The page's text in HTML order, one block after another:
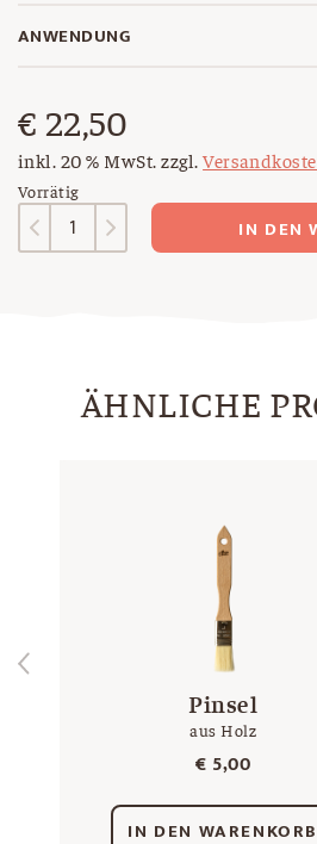
€ 22,50
inkl. 20 % MwSt. zzgl.
Vorrätig
Dessertringe
inkl.
IN DEN
ANWENDUNG
ÄHNLICHE
Pinsel
aus Holz
€ 5,00
IN DEN WARENKORB